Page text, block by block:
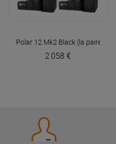
Polar 12 Mk2 Black (la paire) +
2 058 €